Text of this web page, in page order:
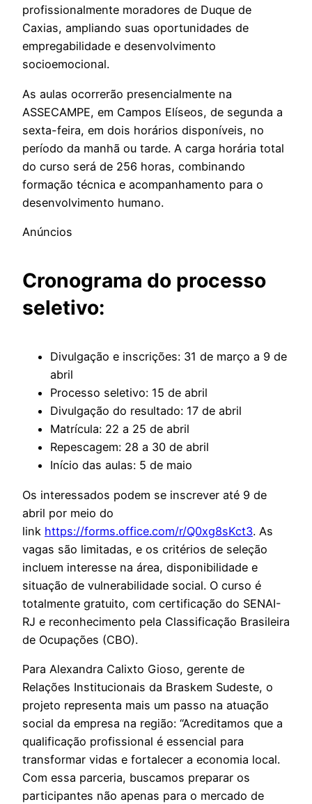
profissionalmente moradores de Duque de
Caxias, ampliando suas oportunidades de
empregabilidade e desenvolvimento
socioemocional.
As aulas ocorrerão presencialmente na
ASSECAMPE, em Campos Elíseos, de segunda a
sexta-feira, em dois horários disponíveis, no
período da manhã ou tarde. A carga horária total
do curso será de 256 horas, combinando
formação técnica e acompanhamento para o
desenvolvimento humano.
Anúncios
Cronograma do processo
seletivo:
Divulgação e inscrições: 31 de março a 9 de
abril
Processo seletivo: 15 de abril
Divulgação do resultado: 17 de abril
Matrícula: 22 a 25 de abril
Repescagem: 28 a 30 de abril
Início das aulas: 5 de maio
Os interessados podem se inscrever até 9 de
abril por meio do
link https://forms.office.com/r/Q0xg8sKct3. As
vagas são limitadas, e os critérios de seleção
incluem interesse na área, disponibilidade e
situação de vulnerabilidade social. O curso é
totalmente gratuito, com certificação do SENAI-
RJ e reconhecimento pela Classificação Brasileira
de Ocupações (CBO).
Para Alexandra Calixto Gioso, gerente de
Relações Institucionais da Braskem Sudeste, o
projeto representa mais um passo na atuação
social da empresa na região: “Acreditamos que a
qualificação profissional é essencial para
transformar vidas e fortalecer a economia local.
Com essa parceria, buscamos preparar os
participantes não apenas para o mercado de